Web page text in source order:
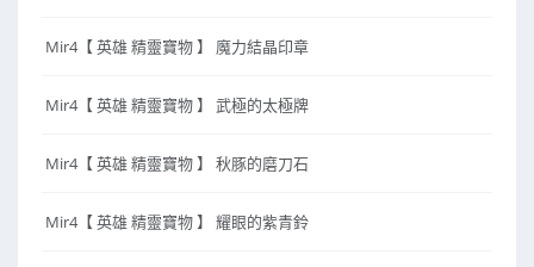
Mir4【 英雄 精靈寶物 】 魔力結晶印章
Mir4【 英雄 精靈寶物 】 武極的太極牌
Mir4【 英雄 精靈寶物 】 秋豚的磨刀石
Mir4【 英雄 精靈寶物 】 耀眼的紫青鈴